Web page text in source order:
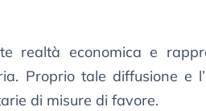
realtà economica e
Proprio tale diffusione e
di misure di favore.